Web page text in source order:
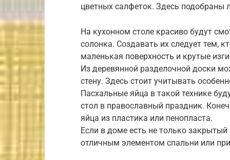
цветных салфеток. Здесь подобраны
На кухонном столе красиво будут
солонка. Создавать их следует тем,
маленькая поверхность и крутые
Из деревянной разделочной доски
стену. Здесь стоит учитывать
Пасхальные яйца в такой технике
стол в православный праздник.
яйца из пластика или пенопласта.
Если в доме есть не только
отличным элементом спальни или